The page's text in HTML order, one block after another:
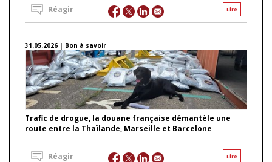
Lire
Réagir
31.05.2026 | Bon à savoir
Trafic de drogue, la douane française démantèle une
route entre la Thaïlande, Marseille et Barcelone
Lire
Réagir